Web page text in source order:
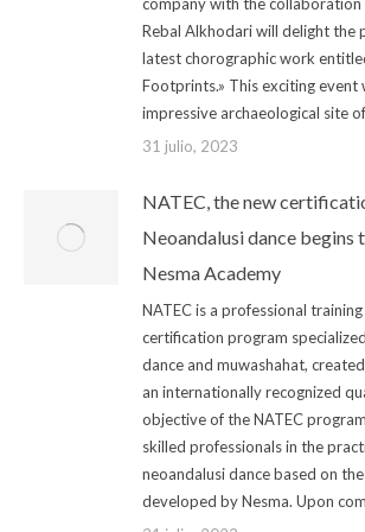
Rebal Alkhodari will delight the
latest chorographic work
Footprints.» This exciting event
impressive archaeological site
31 julio, 2023
NATEC, the new
Neoandalusi dance begins
Nesma Academy
NATEC is a professional
certification program
dance and muwashahat,
an internationally recognized
objective of the NATEC
skilled professionals in the
neoandalusi dance based on
developed by Nesma. Upon